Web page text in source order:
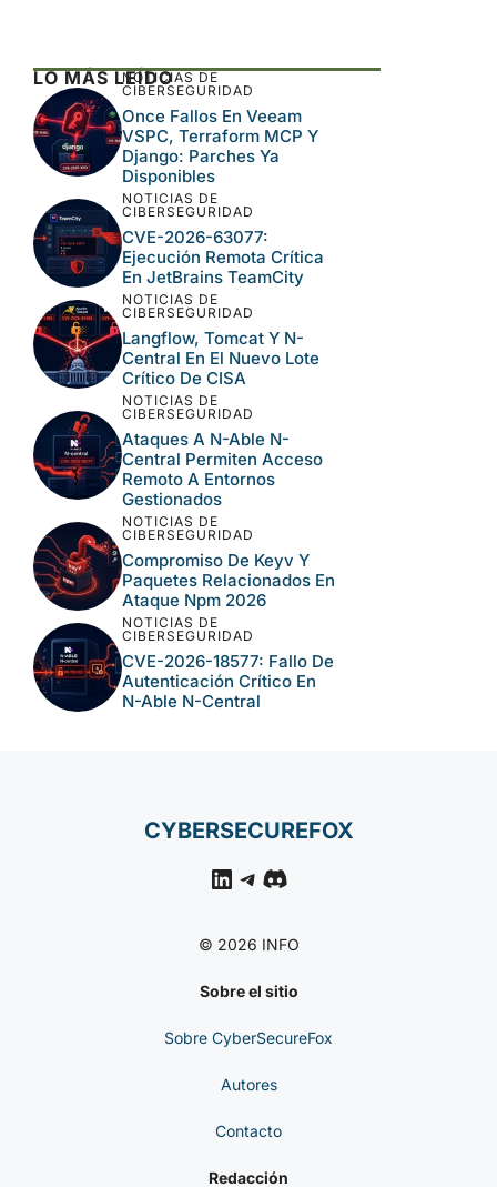
Este sitio usa Akismet para reducir el spam.
Aprende cómo se procesan los datos de tus
comentarios.
LO MÁS LEÍDO
NOTICIAS DE
CIBERSEGURIDAD
Once Fallos En Veeam
VSPC, Terraform MCP Y
Django: Parches Ya
Disponibles
NOTICIAS DE
CIBERSEGURIDAD
CVE-2026-63077:
Ejecución Remota Crítica
En JetBrains TeamCity
NOTICIAS DE
CIBERSEGURIDAD
Langflow, Tomcat Y N-
Central En El Nuevo Lote
Crítico De CISA
NOTICIAS DE
CIBERSEGURIDAD
Ataques A N-Able N-
Central Permiten Acceso
Remoto A Entornos
En Ataque Npm 2026
NOTICIAS DE
CVE-2026-18577: Fallo
CYBERSECUREFOX
LinkedIn
Telegram
Discord